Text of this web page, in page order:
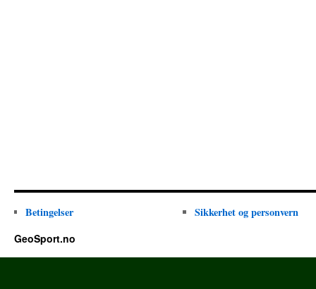
Betingelser Sikkerhet og personvern
GeoSport.no